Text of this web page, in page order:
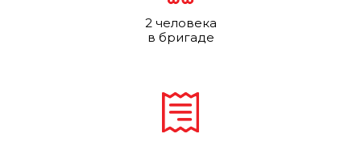
2 человека
в бригаде